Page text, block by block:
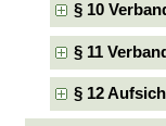
§ 10
§ 11
§ 12